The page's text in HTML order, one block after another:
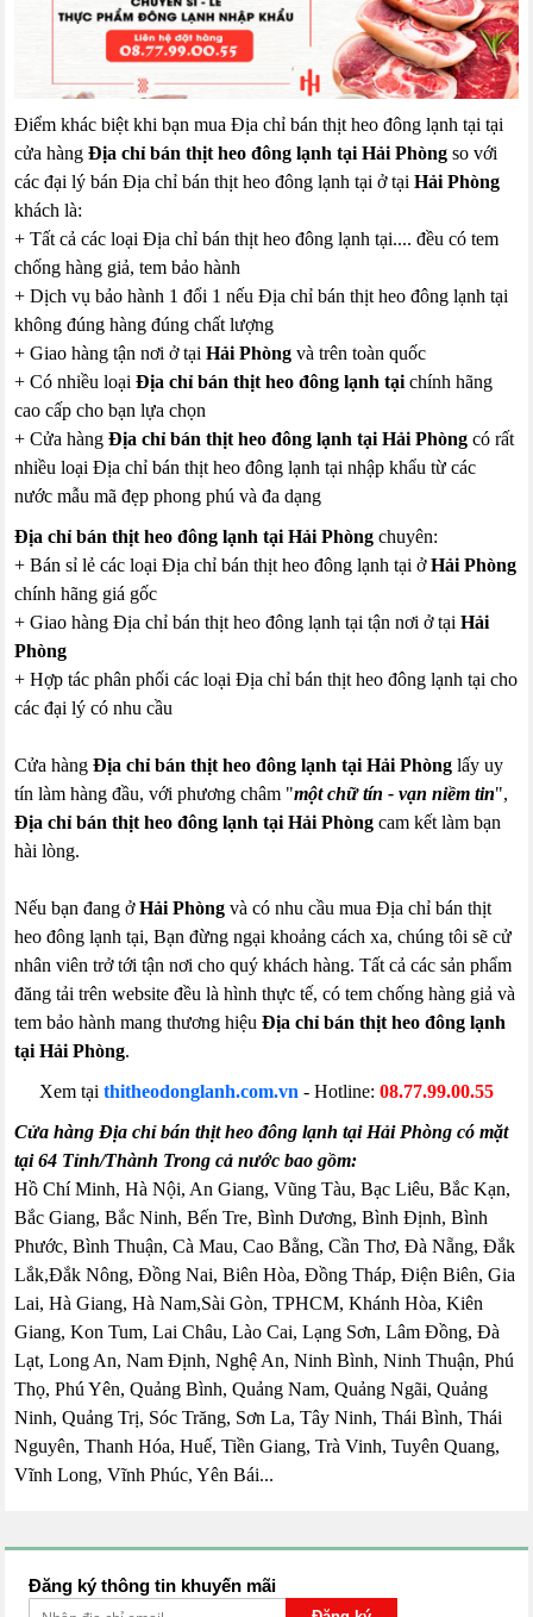
Điểm khác biệt khi bạn mua Địa chỉ bán thịt heo đông lạnh tại tại
cửa hàngĐịa chỉ bán thịt heo đông lạnh tại Hải Phòng so với
các đại lý bán Địa chỉ bán thịt heo đông lạnh tại ở tạiHải Phòng
khách là:
+ Tất cả các loại Địa chỉ bán thịt heo đông lạnh tại.... đều có tem
chống hàng giả, tem bảo hành
+ Dịch vụ bảo hành 1 đổi 1 nếu Địa chỉ bán thịt heo đông lạnh tại
không đúng hàng đúng chất lượng
+ Giao hàng tận nơi ở tạiHải Phòng và trên toàn quốc
+ Có nhiều loạiĐịa chỉ bán thịt heo đông lạnh tạichính hãng
cao cấp cho bạn lựa chọn
+ Cửa hàngĐịa chỉ bán thịt heo đông lạnh tại Hải Phòng có rất
nhiều loại Địa chỉ bán thịt heo đông lạnh tại nhập khẩu từ các
nước mẫu mã đẹp phong phú và đa dạng
Địa chỉ bán thịt heo đông lạnh tại Hải Phòngchuyên:
+ Bán sỉ lẻ các loại Địa chỉ bán thịt heo đông lạnh tại ởHải Phòng
chính hãng giá gốc
+ Giao hàng Địa chỉ bán thịt heo đông lạnh tại tận nơi ở tạiHải
Phòng
+ Hợp tác phân phối các loại Địa chỉ bán thịt heo đông lạnh tại cho
các đại lý có nhu cầu
Cửa hàngĐịa chỉ bán thịt heo đông lạnh tại Hải Phòng lấy uy
tín làm hàng đầu, với phương châm "một chữ tín - vạn niềm tin",
Địa chỉ bán thịt heo đông lạnh tại Hải Phòng cam kết làm bạn
hài lòng.
Nếu bạn đang ởHải Phòng và có nhu cầu mua Địa chỉ bán thịt
heo đông lạnh tại, Bạn đừng ngại khoảng cách xa, chúng tôi sẽ cử
nhân viên trở tới tận nơi cho quý khách hàng. Tất cả các sản phẩm
đăng tải trên website đều là hình thực tế, có tem chống hàng giả và
tem bảo hành mang thương hiệuĐịa chỉ bán thịt heo đông lạnh
tại Hải Phòng.
Xem tại thitheodonglanh.com.vn - Hotline: 08.77.99.00.55
Cửa hàng Địa chỉ bán thịt heo đông lạnh tại Hải Phòng có mặt
tại 64 Tỉnh/Thành Trong cả nước bao gồm:
Hồ Chí Minh, Hà Nội, An Giang, Vũng Tàu, Bạc Liêu, Bắc Kạn,
Bắc Giang, Bắc Ninh, Bến Tre, Bình Dương, Bình Định, Bình
Phước, Bình Thuận, Cà Mau, Cao Bằng, Cần Thơ, Đà Nẵng, Đắk
Lắk,Đắk Nông, Đồng Nai, Biên Hòa, Đồng Tháp, Điện Biên, Gia
Lai, Hà Giang, Hà Nam,Sài Gòn, TPHCM, Khánh Hòa, Kiên
Giang, Kon Tum, Lai Châu, Lào Cai, Lạng Sơn, Lâm Đồng, Đà
Lạt, Long An, Nam Định, Nghệ An, Ninh Bình, Ninh Thuận, Phú
Thọ, Phú Yên, Quảng Bình, Quảng Nam, Quảng Ngãi, Quảng
Ninh, Quảng Trị, Sóc Trăng, Sơn La, Tây Ninh, Thái Bình, Thái
Nguyên, Thanh Hóa, Huế, Tiền Giang, Trà Vinh, Tuyên Quang,
Vĩnh Long, Vĩnh Phúc, Yên Bái...
Đăng ký thông tin khuyến mãi